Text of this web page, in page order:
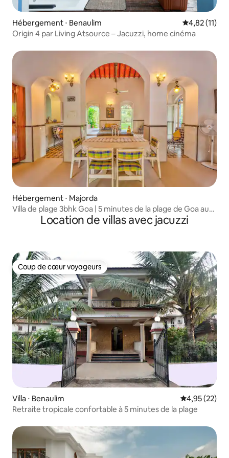
Hébergement ⋅ Benaulim Évaluation
4,82 (11)
Origin 4 par Living Atsource – Jacuzzi, home cinéma
Hébergement ⋅ Majorda
Villa de plage 3bhk Goa | 5 minutes de la plage de Goa au
coucher du soleil
Location de villas avec jacuzzi
Coup de cœur voyageurs
Coup de cœur voyageurs
Villa ⋅ Benaulim Évaluation
4,95 (22)
Retraite tropicale confortable à 5 minutes de la plage